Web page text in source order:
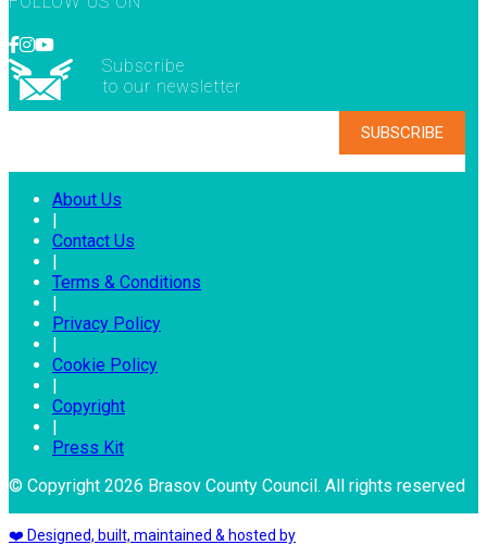
Subscribe
to our newsletter
About Us
|
Contact Us
|
Terms & Conditions
|
Privacy Policy
|
Cookie Policy
|
Copyright
|
Press Kit
© Copyright 2026 Brasov County Council. All rights reserved
❤️ Designed, built, maintained & hosted by